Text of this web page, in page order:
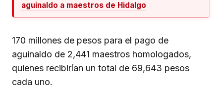
aguinaldo a maestros de Hidalgo
170 millones de pesos para el pago de
aguinaldo de 2,441 maestros homologados,
quienes recibirían un total de 69,643 pesos
cada uno.